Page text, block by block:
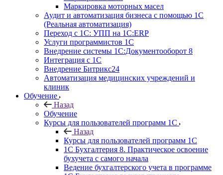
Маркировка моторных масел
Аудит и автоматизация бизнеса с помощью 1С
(Реальная автоматизация)
Переход с 1С: УПП на 1С:ERP
Услуги программистов 1С
Внедрение системы 1С:Документооборот 8
Интеграция с 1С
Внедрение Битрикс24
Автоматизация медицинских учреждений и
клиник
Обучение
Назад
Обучение
Курсы для пользователей программ 1С
Назад
Курсы для пользователей программ 1С
1С Бухгалтерия 8. Практическое освоение
бухучета с самого начала
Ведение бухгалтерского учета в программе